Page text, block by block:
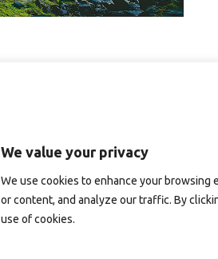
We value your privacy
We use cookies to enhance your browsing
or content, and analyze our traffic. By
use of cookies.